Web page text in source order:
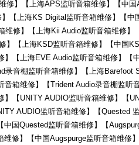
修】【上海APS监听音箱维修】【中
】【上海KS Digital监听音箱维修】【
维修】【上海Kii Audio监听音箱维修
】【上海KSD监听音箱维修】【中国
】【上海EVE Audio监听音箱维修】
录音棚监听音箱维修】【上海Barefoot
音箱维修】【Trident Audio录音棚监听
】【UNITY AUDIO监听音箱维修】【
AUDIO监听音箱维修】【Quested
中国Quested监听音箱维修】【
修】【中国Augspurge监听音箱维修